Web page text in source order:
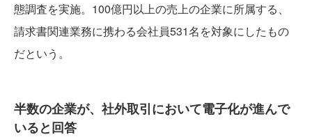
態調査を実施。100億円以上の売上の企業に所属する、
請求書関連業務に携わる会社員531名を対象にしたもの
だという。
半数の企業が、社外取引において電子化が進んで
いると回答